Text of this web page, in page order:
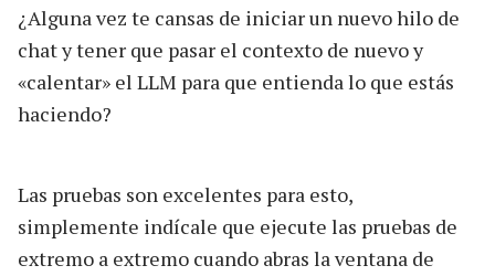
¿Alguna vez te cansas de iniciar un nuevo hilo de
chat y tener que pasar el contexto de nuevo y
«calentar» el LLM para que entienda lo que estás
haciendo?
Las pruebas son excelentes para esto,
simplemente indícale que ejecute las pruebas de
extremo a extremo cuando abras la ventana de